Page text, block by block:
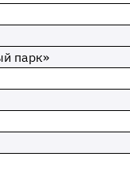
парк»